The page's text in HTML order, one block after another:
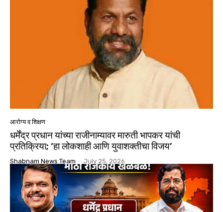
आरोग्य व शिक्षण
धर्मेंद्र प्रधान यांच्या राजीनाम्यावर मारुती भापकर यांची
प्रतिक्रिया; ‘हा लोकशाही आणि युवाशक्तीचा विजय’
Shabnam News Team - July 25, 2026